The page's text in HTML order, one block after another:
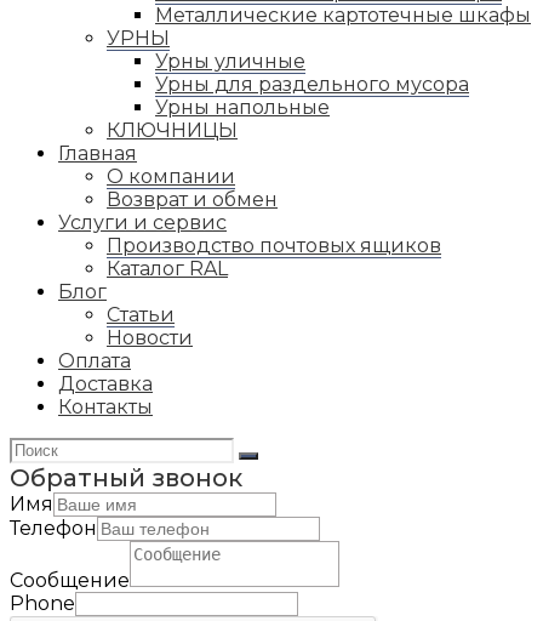
Металлические картотечные шкафы
УРНЫ
Урны уличные
Урны для раздельного мусора
Урны напольные
КЛЮЧНИЦЫ
Главная
О компании
Возврат и обмен
Услуги и сервис
Производство почтовых ящиков
Каталог RAL
Блог
Статьи
Новости
Оплата
Доставка
Контакты
Обратный звонок
Имя
Телефон
Сообщение
Phone